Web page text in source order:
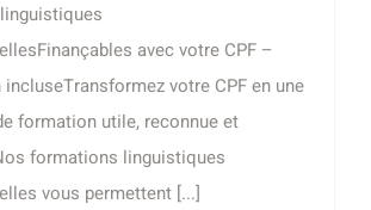
avec votre CPF –
votre CPF en une
formation utile, reconnue et
formations linguistiques
vous permettent [...]